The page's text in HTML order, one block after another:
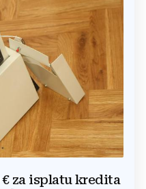
€ za isplatu kredita